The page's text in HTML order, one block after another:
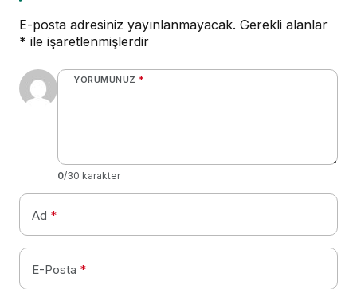
E-posta adresiniz yayınlanmayacak. Gerekli alanlar
* ile işaretlenmişlerdir
YORUMUNUZ *
0/30 karakter
Ad *
E-Posta *